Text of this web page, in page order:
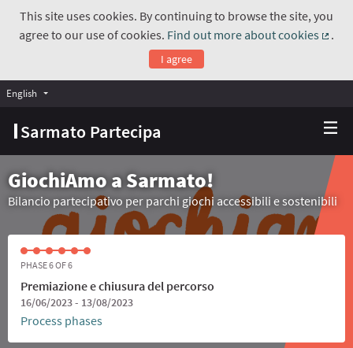
This site uses cookies. By continuing to browse the site, you
agree to our use of cookies. Find out more about cookies
.
I agree
Sarmato Partecipa
English Choose language
GiochiAmo a Sarmato!
Bilancio partecipativo per parchi giochi accessibili e sostenibili
PHASE 6 OF 6
Premiazione e chiusura del percorso
16/06/2023 - 13/08/2023
Process phases